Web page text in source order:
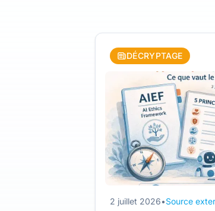
DÉCRYPTAGE
2 juillet 2026•Source